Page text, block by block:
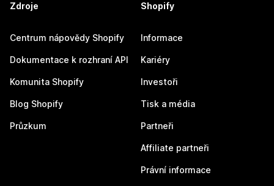
Zdroje
Centrum nápovědy Shopify
Dokumentace k rozhraní API
Komunita Shopify
Blog Shopify
Průzkum
Shopify
Informace
Kariéry
Investoři
Tisk a média
Partneři
Affiliate partneři
Právní informace